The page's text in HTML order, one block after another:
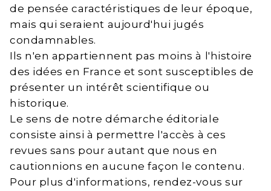
de pensée caractéristiques de leur époque,
mais qui seraient aujourd'hui jugés
condamnables.
Ils n'en appartiennent pas moins à l'histoire
des idées en France et sont susceptibles de
présenter un intérêt scientifique ou
historique.
Le sens de notre démarche éditoriale
consiste ainsi à permettre l'accès à ces
revues sans pour autant que nous en
cautionnions en aucune façon le contenu.
Pour plus d'informations, rendez-vous sur